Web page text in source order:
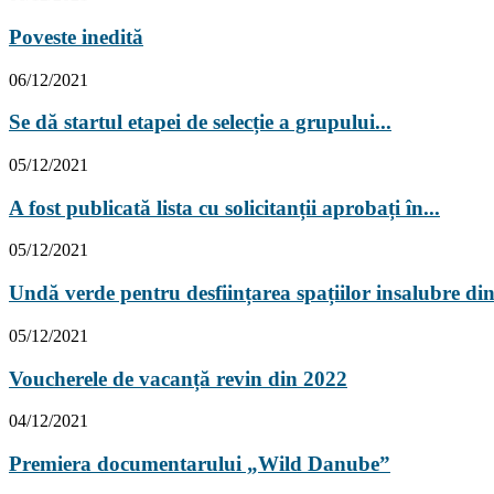
Poveste inedită
06/12/2021
Se dă startul etapei de selecție a grupului...
05/12/2021
A fost publicată lista cu solicitanții aprobați în...
05/12/2021
Undă verde pentru desființarea spațiilor insalubre
05/12/2021
Voucherele de vacanță revin din 2022
04/12/2021
Premiera documentarului „Wild Danube”